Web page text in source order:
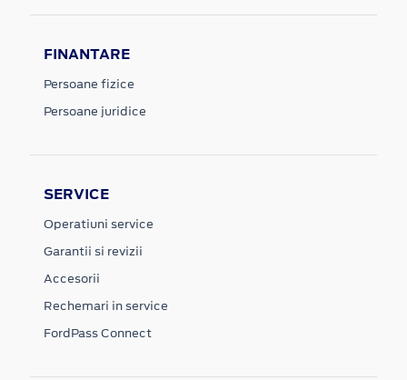
FINANTARE
Persoane fizice
Persoane juridice
SERVICE
Operatiuni service
Garantii si revizii
Accesorii
Rechemari in service
FordPass Connect